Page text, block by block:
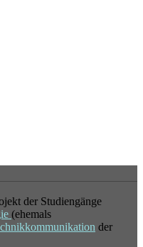
der Studiengänge
(ehemals
der